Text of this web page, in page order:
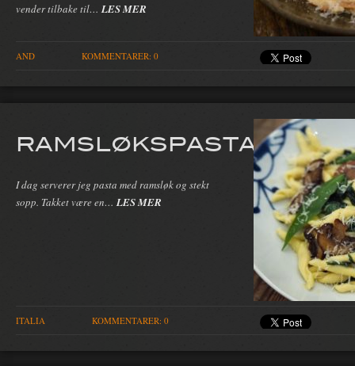
vender tilbake til… LES MER
AND KOMMENTARER: 0
RAMSLØKSPASTA
I dag serverer jeg pasta med ramsløk og stekt
sopp. Takket være en… LES MER
ITALIA KOMMENTARER: 0